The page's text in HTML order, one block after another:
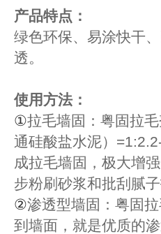
产品特点：
绿色环保、易涂快干
透。
使用方法：
①拉毛墙固：粤固拉
通硅酸盐水泥）
成拉毛墙固，极大增
步粉刷砂浆和批刮腻子
②渗透型墙固：粤固
到墙面，就是优质的